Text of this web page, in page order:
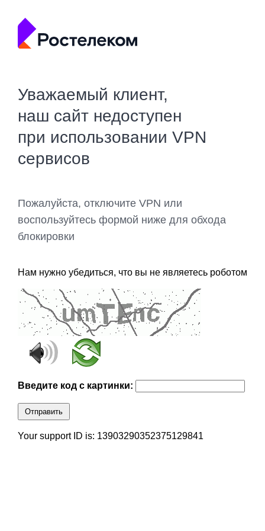
Уважаемый клиент,
наш сайт недоступен
при использовании VPN
сервисов
Пожалуйста, отключите VPN или
воспользуйтесь формой ниже для обхода
блокировки
Нам нужно убедиться, что вы не являетесь роботом
Введите код с картинки:
Отправить
Your support ID is: 13903290352375129841